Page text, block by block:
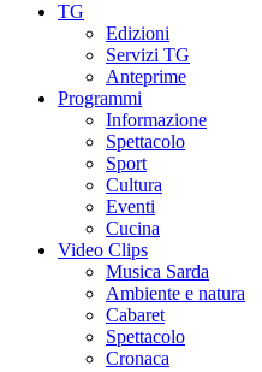
TG
Edizioni
Servizi TG
Anteprime
Programmi
Informazione
Spettacolo
Sport
Cultura
Eventi
Cucina
Video Clips
Musica Sarda
Ambiente e natura
Cabaret
Spettacolo
Cronaca